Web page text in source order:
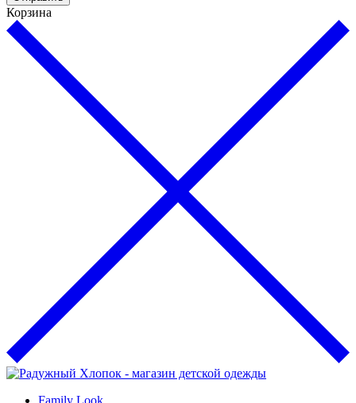
Корзина
Family Look